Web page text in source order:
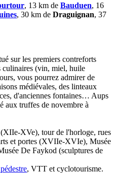
, 13 km de Bauduen, 16
, 30 km de Draguignan, 37
sur les premiers contreforts
culinaires (vin, miel, huile
vous pourrez admirer de
médiévales, des linteaux
d'anciennes fontaines… Aups
aux truffes de novembre à
XVe), tour de l'horloge, rues
et portes (XVIIe-XVIe), Musée
De Faykod (sculptures de
, VTT et cyclotourisme.